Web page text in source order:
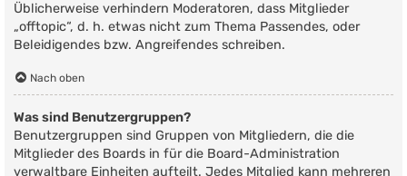
Üblicherweise verhindern Moderatoren, dass Mitglieder
„offtopic“, d. h. etwas nicht zum Thema Passendes, oder
Beleidigendes bzw. Angreifendes schreiben.
Nach oben
Was sind Benutzergruppen?
Benutzergruppen sind Gruppen von Mitgliedern, die die
Mitglieder des Boards in für die Board-Administration
verwaltbare Einheiten aufteilt. Jedes Mitglied kann mehreren